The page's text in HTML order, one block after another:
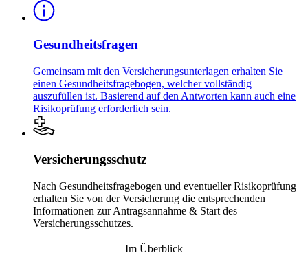
Gesundheits­fragen
Gemeinsam mit den Versicherungsunterlagen erhalten Sie
einen Gesundheitsfragebogen, welcher vollständig
auszufüllen ist. Basierend auf den Antworten kann auch eine
Risikoprüfung erforderlich sein.
Versicherungs­­schutz
Nach Gesundheitsfragebogen und eventueller Risikoprüfung
erhalten Sie von der Versicherung die entsprechenden
Informationen zur Antragsannahme & Start des
Versicherungsschutzes.
Im Überblick